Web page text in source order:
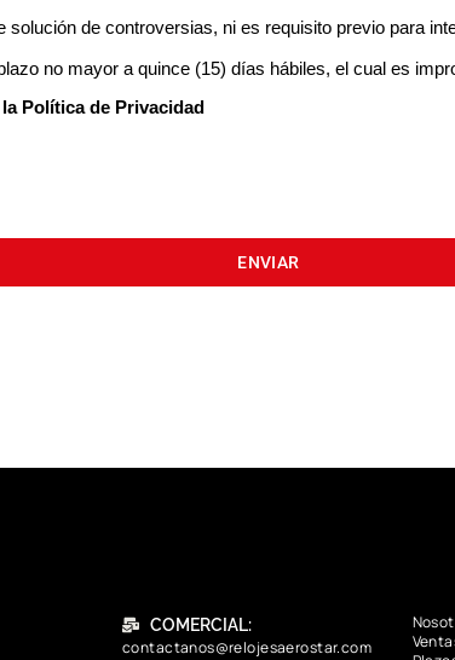
de controversias, ni es requisito previo para
no mayor a quince (15) días hábiles, el cual es
Política de Privacidad
ENVIAR
COMERCIAL:
contactanos@relojesaerostar.com